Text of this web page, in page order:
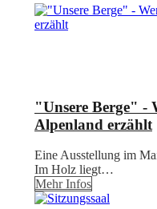
"Unsere Berge" -
Alpenland erzählt
Eine Ausstellung im
Im Holz liegt…
Mehr Infos